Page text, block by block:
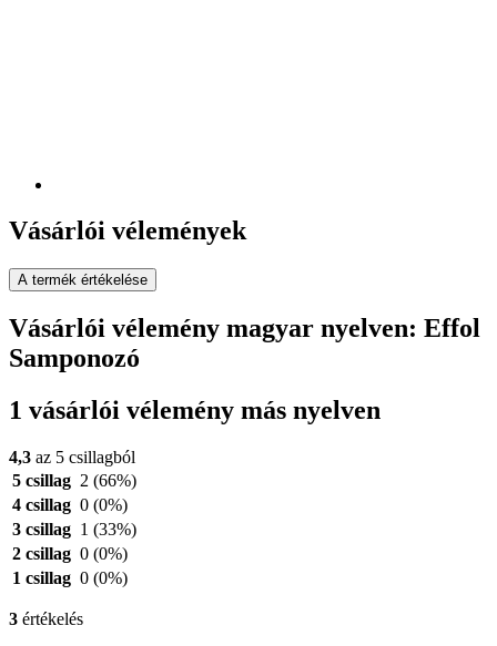
Vásárlói vélemények
A termék értékelése
Vásárlói vélemény magyar nyelven: Effol
Samponozó
1 vásárlói vélemény más nyelven
4,3 az 5 csillagból
5 csillag 2 (66%)
4 csillag 0 (0%)
3 csillag 1 (33%)
2 csillag 0 (0%)
1 csillag 0 (0%)
3 értékelés